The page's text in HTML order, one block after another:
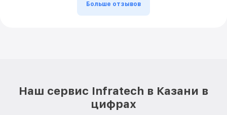
Больше отзывов
Наш сервис Infratech в Казани в
цифрах